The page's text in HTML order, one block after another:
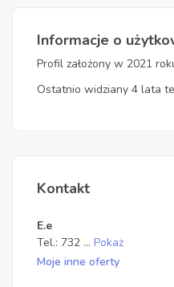
Informacje o
Profil założony w 2021
Ostatnio widziany 4 lata
Kontakt
E.e
Tel.: 732 ... Pokaż
Moje inne oferty